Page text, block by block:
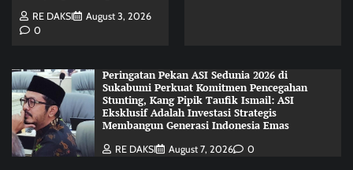
RE DAKSI
August 3, 2026
0
Peringatan Pekan ASI Sedunia 2026 di
Sukabumi Perkuat Komitmen Pencegahan
Stunting, Kang Pipik Taufik Ismail: ASI
Eksklusif Adalah Investasi Strategis
Membangun Generasi Indonesia Emas
RE DAKSI August 7, 2026 0